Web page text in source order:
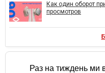
Как один оборот
просмотров
Раз на тиждень ми